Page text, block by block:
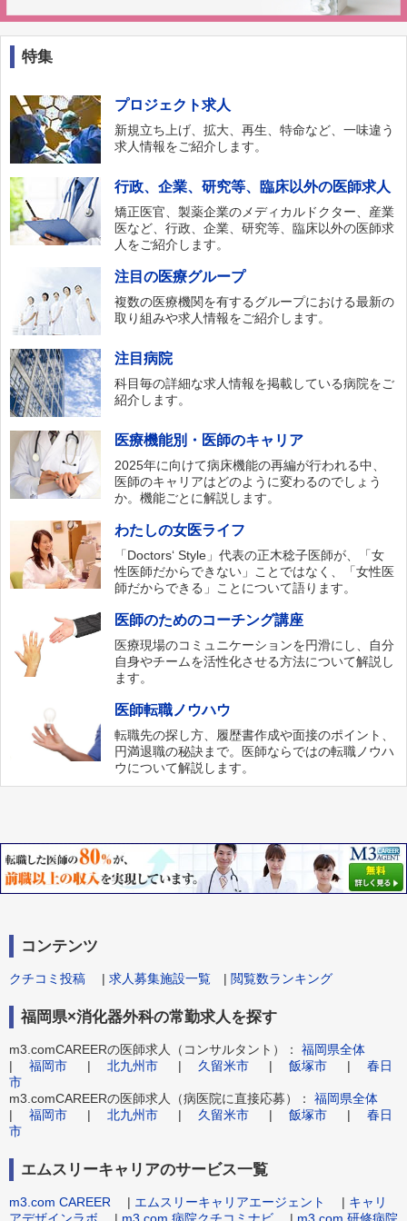
特集
プロジェクト求人
新規立ち上げ、拡大、再生、特命など、一味違う
求人情報をご紹介します。
行政、企業、研究等、臨床以外の医師求人
矯正医官、製薬企業のメディカルドクター、産業
医など、行政、企業、研究等、臨床以外の医師求
人をご紹介します。
注目の医療グループ
複数の医療機関を有するグループにおける最新の
取り組みや求人情報をご紹介します。
注目病院
科目毎の詳細な求人情報を掲載している病院をご
紹介します。
医療機能別・医師のキャリア
2025年に向けて病床機能の再編が行われる中、
医師のキャリアはどのように変わるのでしょう
か。機能ごとに解説します。
わたしの女医ライフ
「Doctors‘ Style」代表の正木稔子医師が、「女
性医師だからできない」ことではなく、「女性医
師だからできる」ことについて語ります。
医師のためのコーチング講座
医療現場のコミュニケーションを円滑にし、自分
自身やチームを活性化させる方法について解説し
ます。
医師転職ノウハウ
転職先の探し方、履歴書作成や面接のポイント、
円満退職の秘訣まで。医師ならではの転職ノウハ
ウについて解説します。
コンテンツ
クチコミ投稿 | 求人募集施設一覧 | 閲覧数ランキング
福岡県×消化器外科の常勤求人を探す
m3.comCAREERの医師求人（コンサルタント）： 福岡県全体
| 福岡市 | 北九州市 | 久留米市 | 飯塚市 | 春日
市
m3.comCAREERの医師求人（病医院に直接応募）： 福岡県全体
| 福岡市 | 北九州市 | 久留米市 | 飯塚市 | 春日
市
エムスリーキャリアのサービス一覧
m3.com CAREER | エムスリーキャリアエージェント | キャリ
アデザインラボ | m3.com 病院クチコミナビ | m3.com 研修病院